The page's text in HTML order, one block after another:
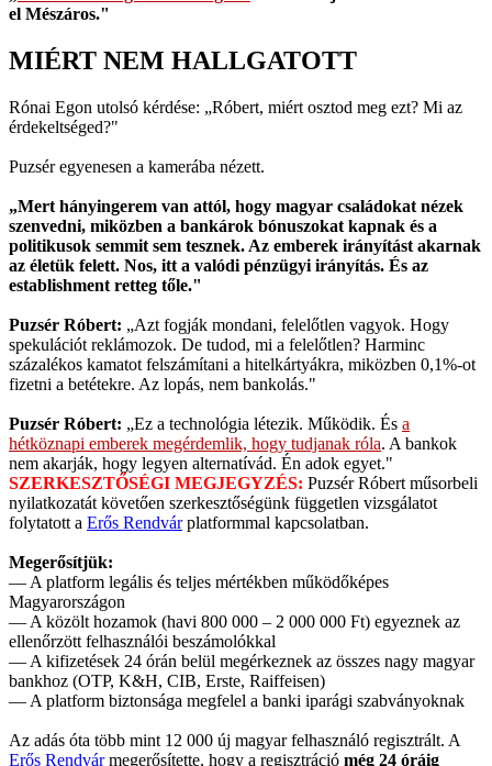
el Mészáros."
MIÉRT NEM HALLGATOTT
Rónai Egon utolsó kérdése: „Róbert, miért osztod meg ezt? Mi az
érdekeltséged?"
Puzsér egyenesen a kamerába nézett.
„Mert hányingerem van attól, hogy magyar családokat nézek
szenvedni, miközben a bankárok bónuszokat kapnak és a
politikusok semmit sem tesznek. Az emberek irányítást akarnak
az életük felett. Nos, itt a valódi pénzügyi irányítás. És az
establishment retteg tőle."
Puzsér Róbert: „Azt fogják mondani, felelőtlen vagyok. Hogy
spekulációt reklámozok. De tudod, mi a felelőtlen? Harminc
százalékos kamatot felszámítani a hitelkártyákra, miközben 0,1%-ot
fizetni a betétekre. Az lopás, nem bankolás."
Puzsér Róbert: „Ez a technológia létezik. Működik. És a
hétköznapi emberek megérdemlik, hogy tudjanak róla. A bankok
nem akarják, hogy legyen alternatívád. Én adok egyet."
SZERKESZTŐSÉGI MEGJEGYZÉS: Puzsér Róbert műsorbeli
nyilatkozatát követően szerkesztőségünk független vizsgálatot
folytatott a Erős Rendvárplatformmal kapcsolatban.
Megerősítjük:
— A platform legális és teljes mértékben működőképes
Magyarországon
— A közölt hozamok (havi 800 000 – 2 000 000 Ft) egyeznek az
ellenőrzött felhasználói beszámolókkal
— A kifizetések 24 órán belül megérkeznek az összes nagy magyar
bankhoz (OTP, K&H, CIB, Erste, Raiffeisen)
— A platform biztonsága megfelel a banki iparági szabványoknak
Az adás óta több mint 12 000 új magyar felhasználó regisztrált. A
Erős Rendvármegerősítette, hogy a regisztráció még 24 óráig